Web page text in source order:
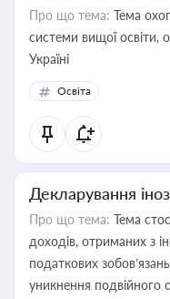
Про що тема: Тема
системи вищої освіти,
Україні
Освіта
Декларування
Про що тема: Тема
доходів, отриманих з
податкових
уникнення подвійного